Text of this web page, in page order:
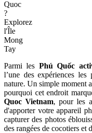
Quoc
?
Explorez
l'Île
Mong
Tay
Parmi les Phú Quốc
l’une des expériences
nature. Un simple moment
pourquoi cet endroit
Quoc Vietnam, pour les
d'apporter votre appareil
capturer des photos
des rangées de cocotiers et